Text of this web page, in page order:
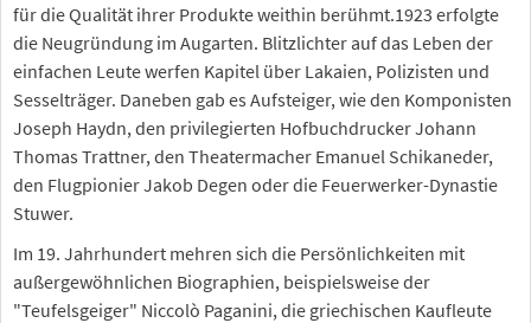
für die Qualität ihrer Produkte weithin berühmt.1923 erfolgte
die Neugründung im Augarten. Blitzlichter auf das Leben der
einfachen Leute werfen Kapitel über Lakaien, Polizisten und
Sesselträger. Daneben gab es Aufsteiger, wie den Komponisten
Joseph Haydn, den privilegierten Hofbuchdrucker Johann
Thomas Trattner, den Theatermacher Emanuel Schikaneder,
den Flugpionier Jakob Degen oder die Feuerwerker-Dynastie
Stuwer.
Im 19. Jahrhundert mehren sich die Persönlichkeiten mit
außergewöhnlichen Biographien, beispielsweise der
"Teufelsgeiger" Niccolò Paganini, die griechischen Kaufleute